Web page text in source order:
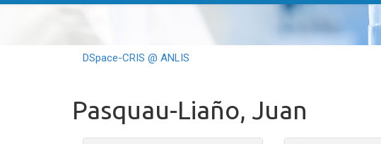
DSpace-CRIS @ ANLIS
Pasquau-Liaño, Juan